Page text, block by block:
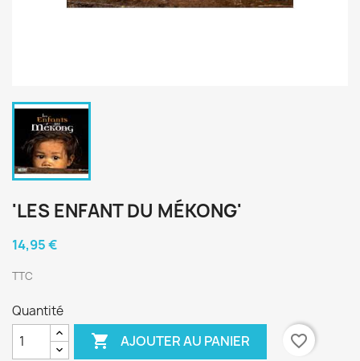
'LES ENFANT DU MÉKONG'
14,95 €
TTC
Quantité
 AJOUTER AU PANIER
favorite_border